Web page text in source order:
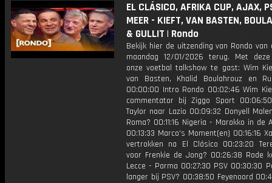
EL CLÁSICO, AFRIKA CUP, AJAX,
MEER - KIEFT, VAN BASTEN,
& GULLIT | Rondo
Bekijk hier de uitzending van Rondo van
maandag 12/01/2026 terug. Met
onze voetbal talkshow te gast: Wim
van Basten, Khalid Boulahrouz en
00:00:00 Intro Rondo 00:02:46 Wim
commentator bij Ziggo Sport
Taylor naar Lazio 00:09:32 Donyell
Roma? 00:11:16 Nigeria - Marokko in de
00:13:33 Marco's Moment(en) 00:16:16
vertrokken na El Clásico 00:23:20
voor Frenkie de Jong? 00:26:38 Rode
Lecce - Parma 00:27:30 PSV 00:30:30
langer bij PSV? 00:38:50 Feyenoord